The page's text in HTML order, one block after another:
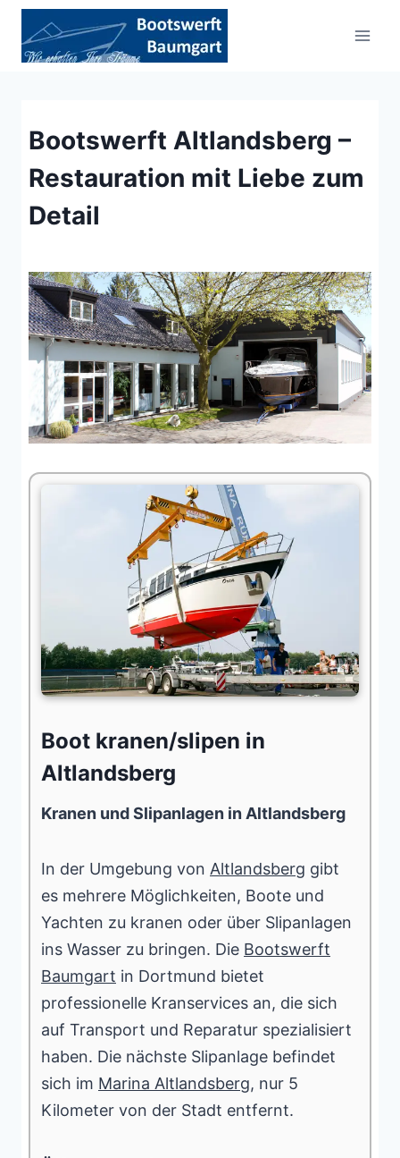
Zum
Inhalt
springen
Bootswerft Altlandsberg –
Restauration mit Liebe zum
Detail
Boot kranen/slipen in
Altlandsberg
Kranen und Slipanlagen in Altlandsberg
In der Umgebung von Altlandsberg gibt
es mehrere Möglichkeiten, Boote und
Yachten zu kranen oder über Slipanlagen
ins Wasser zu bringen. Die Bootswerft
Baumgart in Dortmund bietet
professionelle Kranservices an, die sich
auf Transport und Reparatur spezialisiert
haben. Die nächste Slipanlage befindet
sich im Marina Altlandsberg, nur 5
Kilometer von der Stadt entfernt.